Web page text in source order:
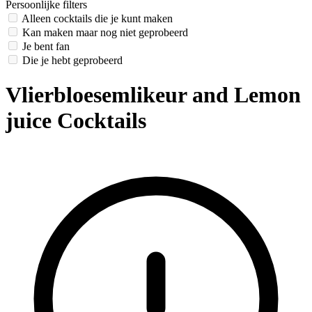
Persoonlijke filters
Alleen cocktails die je kunt maken
Kan maken maar nog niet geprobeerd
Je bent fan
Die je hebt geprobeerd
Vlierbloesemlikeur and Lemon
juice Cocktails